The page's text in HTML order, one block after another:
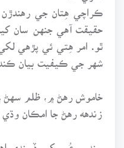
ڪراچي هِتان جي
حقيقت آهي جنهن سان
ٿو. امر هِتي ئي پڙهي
شهر جي ڪيفيت بيان
خاموش رهڻ ۾، ظلم سهڻ
زندهه رهڻ جا امڪان وڌي
سندس عُمر کي ڏسندي